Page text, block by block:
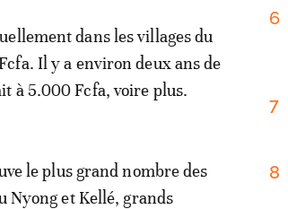
dans les villages du
Il y a environ deux ans de
à 5.000 Fcfa, voire plus.
le plus grand nombre des
Nyong et Kellé, grands
6
7
8